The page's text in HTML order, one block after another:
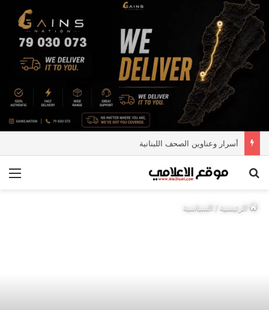
أسرار وعناوين الصحف اللبنانية
بحث عن
الرئيسية/ السياسية